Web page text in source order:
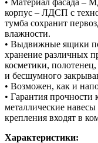
корпус – ЛДСП с
тумба сохранит
влажности.
• Выдвижные ящики
хранение различных
косметики,
и бесшумного
• Возможен, как и
• Гарантия
металлические
крепления входят в
Характеристики: